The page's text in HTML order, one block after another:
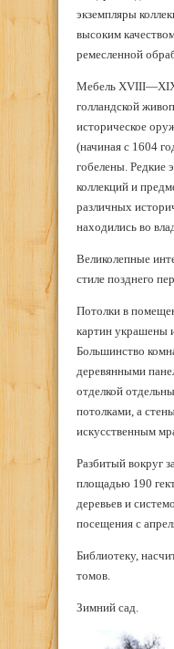
экземпляры
высоким
ремесленной
Мебель XVIII—XIX
голландской
историческое
(начиная с 1604
гобелены. Редкие
коллекций и
различных
находились во
Великолепные
стиле позднего
Потолки в
картин украшены
Большинство
деревянными
отделкой
потолками, а
искусственным
Разбитый вокруг
площадью 190
деревьев и
посещения с
Библиотеку,
томов.
Зимний сад.